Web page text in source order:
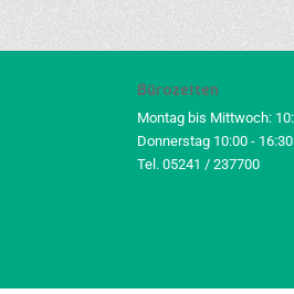
Bürozeiten
Montag bis Mittwoch:
Donnerstag 10:00 -
Tel. 05241 / 237700